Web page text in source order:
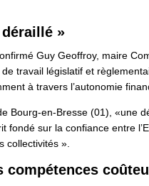
»
Guy Geoffroy, maire
travail législatif et
à travers l’autonomie
Bourg-en-Bresse (01), «une
fondé sur la confiance entre
collectivités ».
compétences